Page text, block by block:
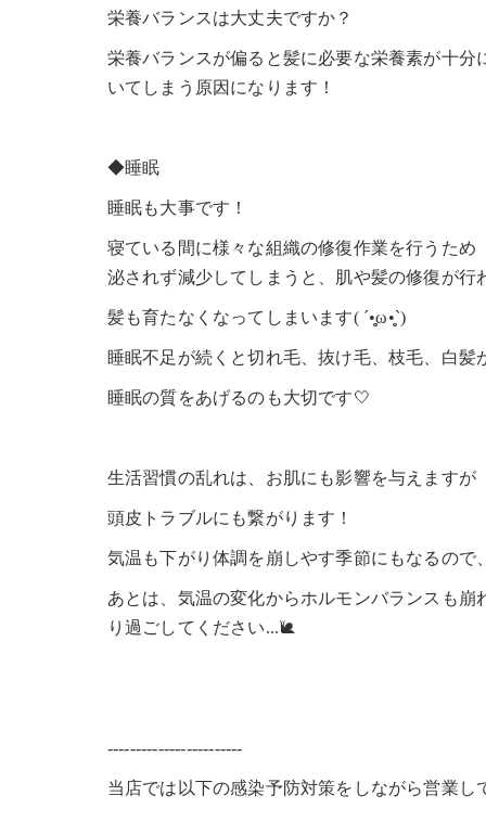
栄養バランスは大丈夫ですか？
栄養バランスが偏ると髪に必要な栄養素が十
いてしまう原因になります！
◆睡眠
睡眠も大事です！
寝ている間に様々な組織の修復作業を行うた
泌されず減少してしまうと、肌や髪の修復が行
髪も育たなくなってしまいます( ´•̥̥̥ω•̥̥̥`)
睡眠不足が続くと切れ毛、抜け毛、枝毛、白髪
睡眠の質をあげるのも大切です🤍
生活習慣の乱れは、お肌にも影響を与えますが
頭皮トラブルにも繋がります！
気温も下がり体調を崩しやす季節にもなるので
あとは、気温の変化からホルモンバランスも
り過ごしてください...🐌
------------------------
当店では以下の感染予防対策をしながら営業し